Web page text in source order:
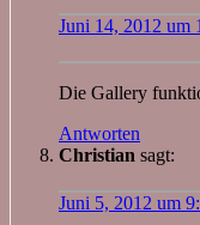
Juni 14, 2012 um
Die Gallery
Antworten
Christian sagt:
Juni 5, 2012 um